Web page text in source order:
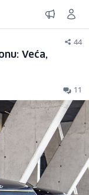
44
Veća,
11